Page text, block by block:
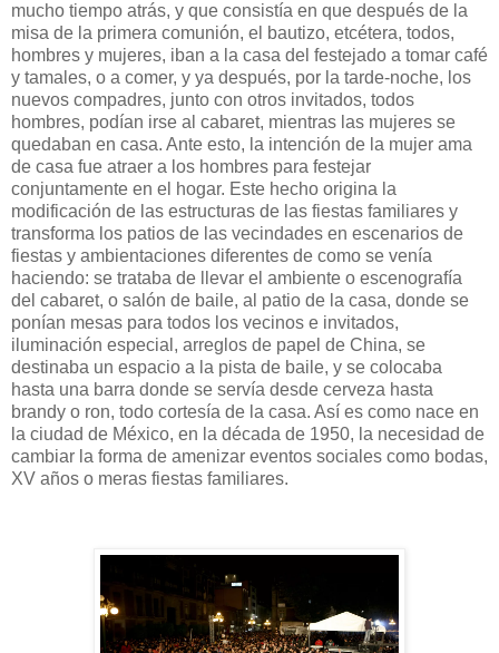
mucho tiempo atrás, y que consistía en que después de la
misa de la primera comunión, el bautizo, etcétera, todos,
hombres y mujeres, iban a la casa del festejado a tomar café
y tamales, o a comer, y ya después, por la tarde-noche, los
nuevos compadres, junto con otros invitados, todos
hombres, podían irse al cabaret, mientras las mujeres se
quedaban en casa. Ante esto, la intención de la mujer ama
de casa fue atraer a los hombres para festejar
conjuntamente en el hogar. Este hecho origina la
modificación de las estructuras de las fiestas familiares y
transforma los patios de las vecindades en escenarios de
fiestas y ambientaciones diferentes de como se venía
haciendo: se trataba de llevar el ambiente o escenografía
del cabaret, o salón de baile, al patio de la casa, donde se
ponían mesas para todos los vecinos e invitados,
iluminación especial, arreglos de papel de China, se
destinaba un espacio a la pista de baile, y se colocaba
hasta una barra donde se servía desde cerveza hasta
brandy o ron, todo cortesía de la casa. Así es como nace en
la ciudad de México, en la década de 1950, la necesidad de
cambiar la forma de amenizar eventos sociales como bodas,
XV años o meras fiestas familiares.